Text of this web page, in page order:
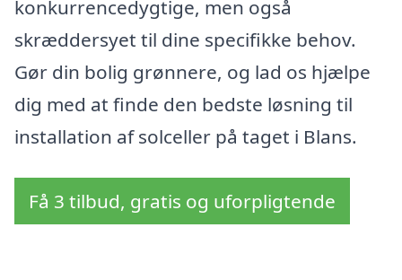
konkurrencedygtige, men også
skræddersyet til dine specifikke behov.
Gør din bolig grønnere, og lad os hjælpe
dig med at finde den bedste løsning til
installation af solceller på taget i Blans.
Få 3 tilbud, gratis og uforpligtende